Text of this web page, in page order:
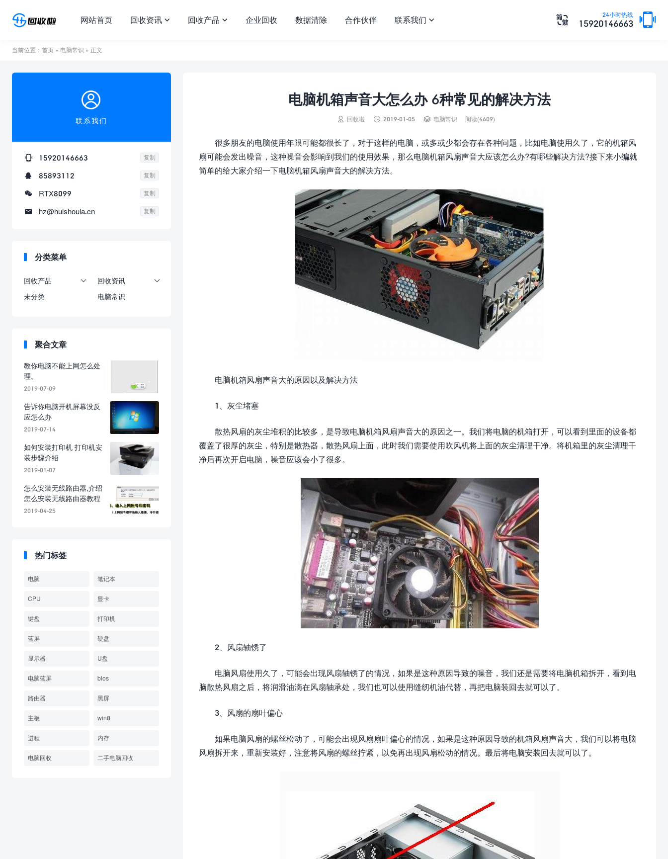
24小时热线
15920146663 

网站首页 回收资讯  回收产品  企业回收 数据清除 合作伙伴 联系我们 
当前位置： 首页 » 电脑常识 » 正文
电脑机箱声音大怎么办 6种常见的解决方法
 回收啦  2019-01-05  电脑常识 阅读(4609)
很多朋友的电脑使用年限可能都很长了，对于这样的电脑，或多或少都会存在各种问题，比如电脑使用久了，它的机箱风
扇可能会发出噪音，这种噪音会影响到我们的使用效果，那么电脑机箱风扇声音大应该怎么办?有哪些解决方法?接下来小编就
简单的给大家介绍一下电脑机箱风扇声音大的解决方法。
电脑机箱风扇声音大的原因以及解决方法
1、灰尘堵塞
散热风扇的灰尘堆积的比较多，是导致电脑机箱风扇声音大的原因之一。我们将电脑的机箱打开，可以看到里面的设备都
覆盖了很厚的灰尘，特别是散热器，散热风扇上面，此时我们需要使用吹风机将上面的灰尘清理干净。将机箱里的灰尘清理干
净后再次开启电脑，噪音应该会小了很多。
2、风扇轴锈了
电脑风扇使用久了，可能会出现风扇轴锈了的情况，如果是这种原因导致的噪音，我们还是需要将电脑机箱拆开，看到电
脑散热风扇之后，将润滑油滴在风扇轴承处，我们也可以使用缝纫机油代替，再把电脑装回去就可以了。
3、风扇的扇叶偏心
如果电脑风扇的螺丝松动了，可能会出现风扇扇叶偏心的情况，如果是这种原因导致的机箱风扇声音大，我们可以将电脑
风扇拆开来，重新安装好，注意将风扇的螺丝拧紧，以免再出现风扇松动的情况。最后将电脑安装回去就可以了。

联系我们
 15920146663 复制
 85893112 复制
 RTX8099 复制
 hz@huishoula.cn 复制
分类菜单
回收产品  回收资讯 
未分类 电脑常识
聚合文章
教你电脑不能上网怎么处
理。
2019-07-09
告诉你电脑开机屏幕没反
应怎么办
2019-07-14
如何安装打印机 打印机安
装步骤介绍
2019-01-07
怎么安装无线路由器,介绍
怎么安装无线路由器教程
2019-04-25
热门标签
电脑 笔记本
CPU 显卡
键盘 打印机
蓝屏 硬盘
显示器 U盘
电脑蓝屏 bios
路由器 黑屏
主板 win8
进程 内存
电脑回收 二手电脑回收